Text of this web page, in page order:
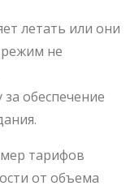
летать или они
не
обеспечение
тарифов
от объема